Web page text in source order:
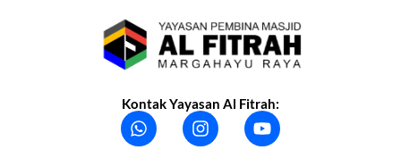
Kontak Yayasan Al Fitrah:
W
h
I
n
Y
o